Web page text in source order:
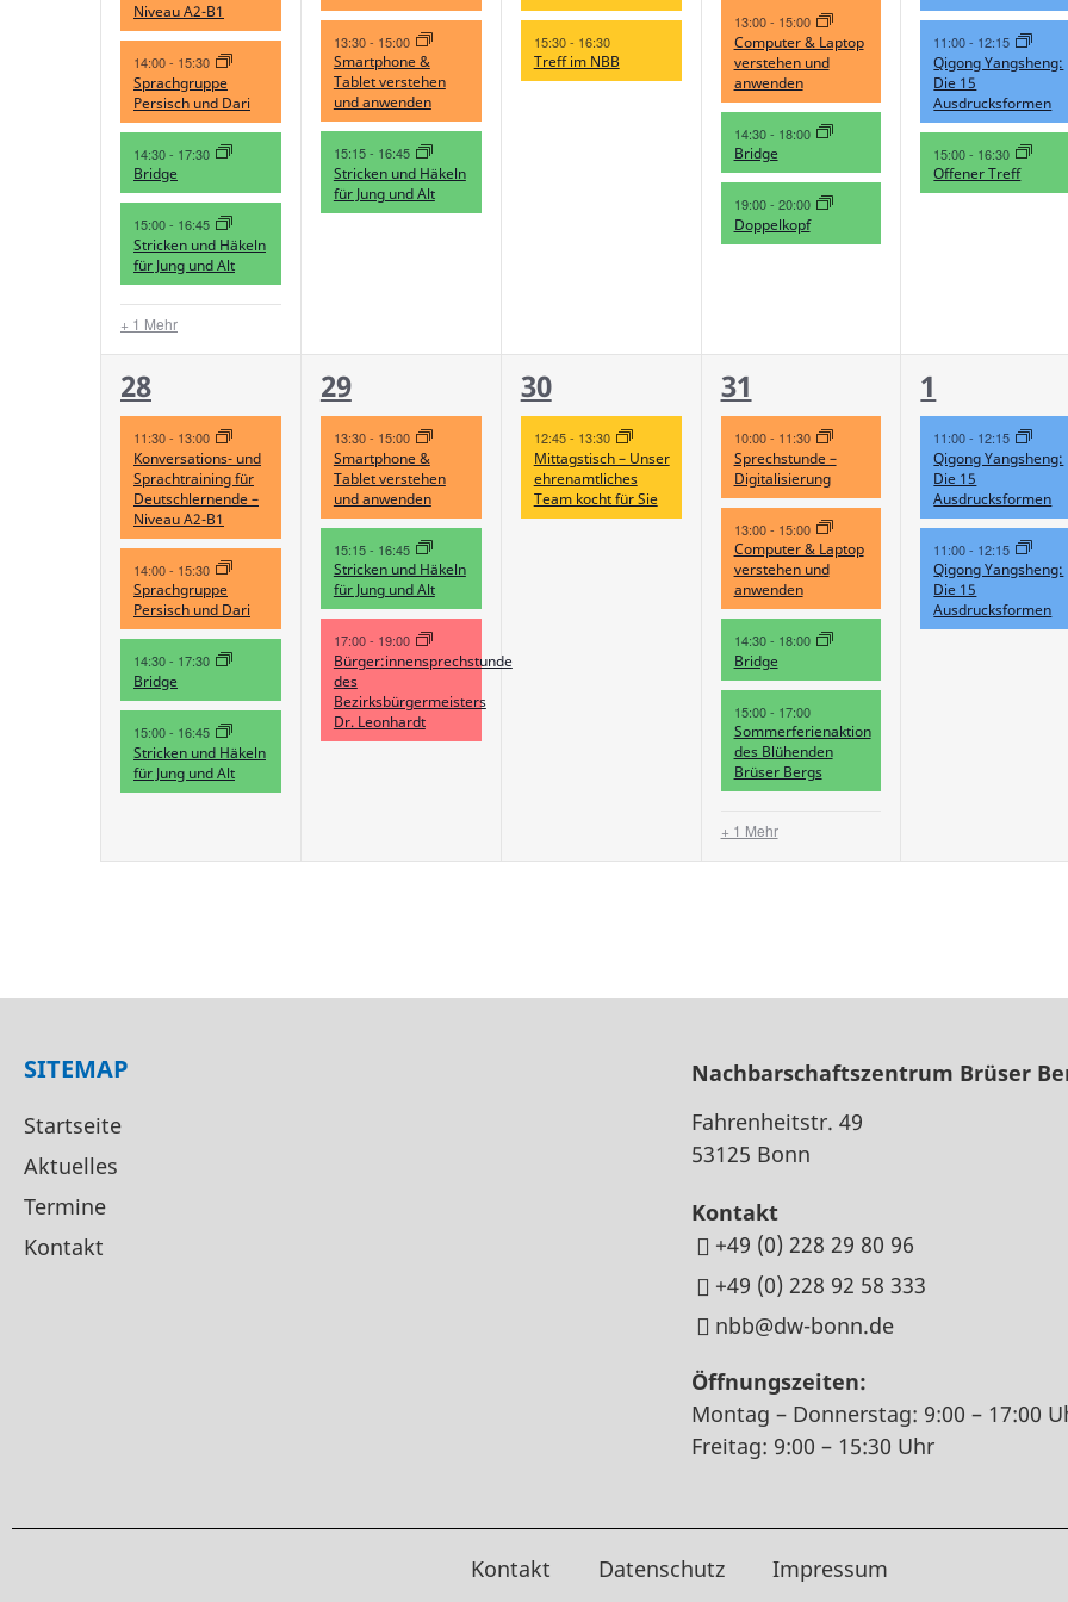
Niveau A2-B1
14:00- 15:30
Sprachgruppe
Persisch und Dari
14:30- 17:30
Bridge
15:00- 16:45
Stricken und Häkeln
für Jung und Alt
+ 1 Mehr
13:30- 15:00
Smartphone &
Tablet verstehen
und anwenden
15:15- 16:45
Stricken und Häkeln
für Jung und Alt
15:30- 16:30
Treff im NBB
13:00- 15:00
Computer & Laptop
verstehen und
anwenden
14:30- 18:00
Bridge
19:00- 20:00
Doppelkopf
11:00- 12:15
Qigong Yangsheng:
Die 15
Ausdrucksformen
15:00- 16:30
Offener Treff
4
Veranstaltungen,
28
11:30- 13:00
Konversations- und
Sprachtraining für
Deutschlernende –
Niveau A2-B1
14:00- 15:30
Sprachgruppe
Persisch und Dari
14:30- 17:30
Bridge
15:00- 16:45
Stricken und Häkeln
für Jung und Alt
3
Veranstaltungen,
29
13:30- 15:00
Smartphone &
Tablet verstehen
und anwenden
15:15- 16:45
Stricken und Häkeln
für Jung und Alt
17:00- 19:00
Bürger:innensprechstunde
des
Bezirksbürgermeisters
Dr. Leonhardt
1
Veranstaltung,
30
12:45- 13:30
Mittagstisch – Unser
ehrenamtliches
Team kocht für Sie
5
Veranstaltungen,
31
10:00- 11:30
Sprechstunde –
Digitalisierung
13:00- 15:00
Computer & Laptop
verstehen und
anwenden
14:30- 18:00
Bridge
15:00- 17:00
Sommerferienaktion
des Blühenden
Brüser Bergs
+ 1 Mehr
2
1
11:00- 12:15
Qigong Yangsheng:
Die 15
Ausdrucksformen
11:00- 12:15
Qigong Yangsheng:
Die 15
Ausdrucksformen
SITEMAP
Startseite
Aktuelles
Termine
Kontakt
Nachbarschaftszentrum Brüser
Fahrenheitstr. 49
53125 Bonn
Kontakt
+49 (0) 228 29 80 96
+49 (0) 228 92 58 333
nbb@dw-bonn.de
Öffnungszeiten:
Montag – Donnerstag: 9:00 – 17:00
Freitag: 9:00 – 15:30 Uhr
Kontakt Datenschutz Impressum